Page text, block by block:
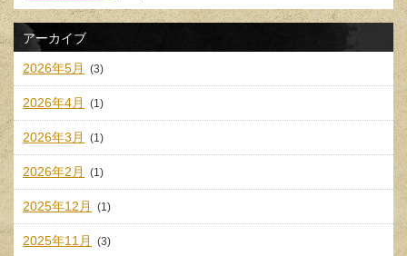
アーカイブ
2026年5月 (3)
2026年4月 (1)
2026年3月 (1)
2026年2月 (1)
2025年12月 (1)
2025年11月 (3)